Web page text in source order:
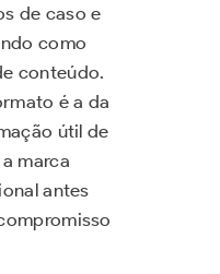
de caso e
como
conteúdo.
é a da
útil de
marca
antes